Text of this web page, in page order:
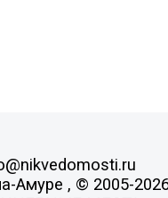
Амуре , © 2005-